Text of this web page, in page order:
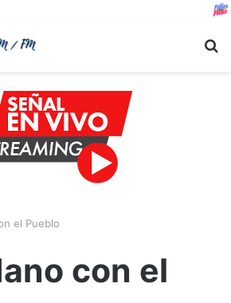
el Pueblo
con el